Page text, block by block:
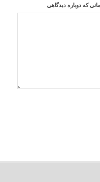
که دوباره دیدگاهی